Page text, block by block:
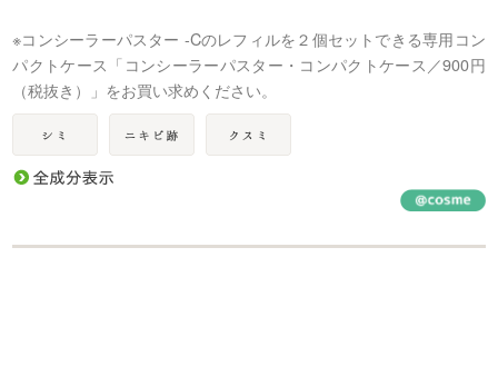
※コンシーラーパスター -Cのレフィルを２個セットできる専用コン
パクトケース「コンシーラーパスター・コンパクトケース／900円
（税抜き）」をお買い求めください。